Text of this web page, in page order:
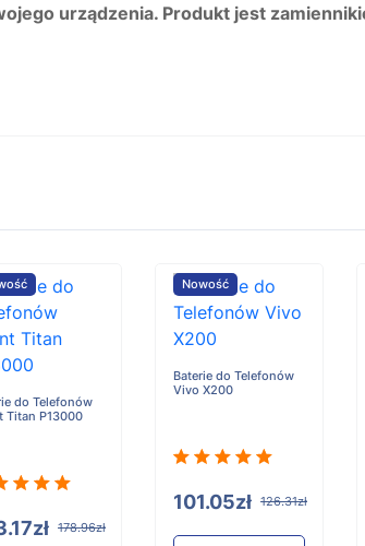
urządzenia. Produkt jest
do Telefonów
Titan P13000
178.96zł
Nowość
Baterie do Telefonów
Vivo X200
101.05zł 126.31zł